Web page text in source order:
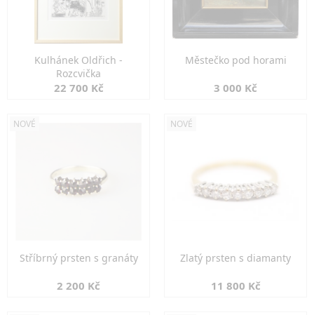
Kulhánek Oldřich -
Rozcvička
22 700 Kč
Městečko pod horami
3 000 Kč
NOVÉ
Stříbrný prsten s granáty
2 200 Kč
NOVÉ
Zlatý prsten s diamanty
11 800 Kč